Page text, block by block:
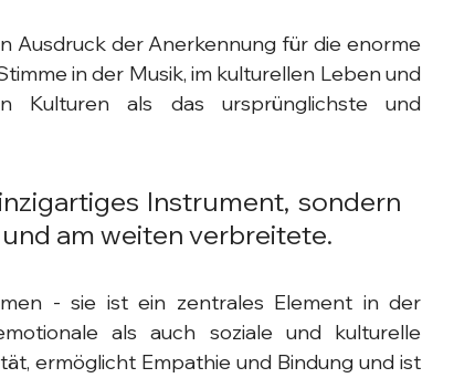
Ausdruck der Anerkennung für die enorme
in der Musik, im kulturellen Leben und
Kulturen als das ursprünglichste und
Instrument, sondern
am weiten verbreitete.
- sie ist ein zentrales Element in der
als auch soziale und kulturelle
ermöglicht Empathie und Bindung und ist